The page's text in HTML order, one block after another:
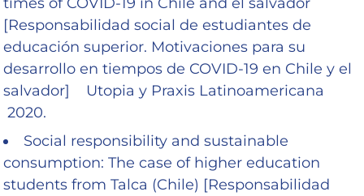
[Responsabilidad social de estudiantes de
educación superior. Motivaciones para su
desarrollo en tiempos de COVID-19 en Chile y el
salvador] Utopia y Praxis Latinoamericana
2020.
Social responsibility and sustainable
consumption: The case of higher education
students from Talca (Chile) [Responsabilidad